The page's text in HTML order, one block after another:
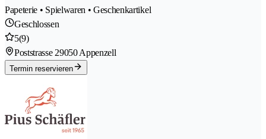
Papeterie • Spielwaren • Geschenkartikel
Geschlossen
5(9)
Poststrasse 29050 Appenzell
Termin reservieren